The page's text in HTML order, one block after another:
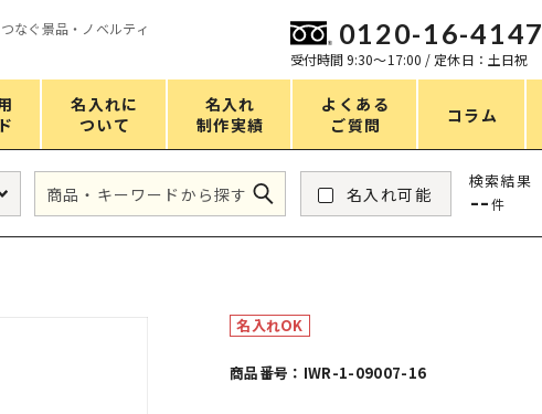
なぐ景品・ノベルティ
0120-16-4147
受付時間 9:30〜17:00 / 定休日：土日祝
名入れに
ついて
名入れ
制作実績
よくある
ご質問
コラム
価格
151～200円
201～250円
名入れ可能
検索結果
-- 件
名入れOK
商品番号：IWR-1-09007-16